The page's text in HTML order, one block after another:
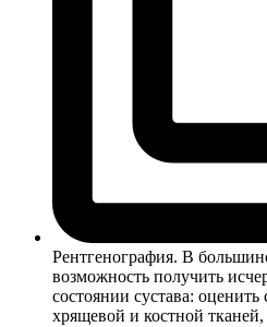
Рентгенография. В
возможность получить
состоянии сустава:
хрящевой и костной